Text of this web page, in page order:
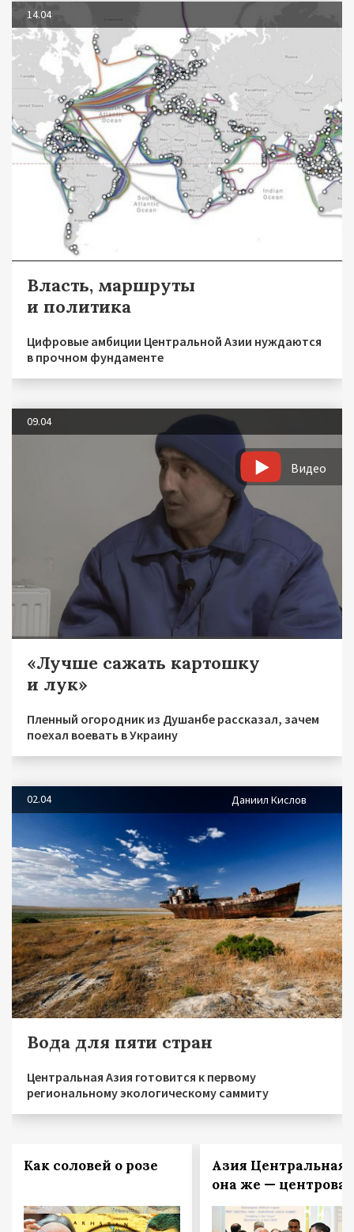
14.04
Власть, маршруты
и политика
Цифровые амбиции Центральной Азии нуждаются
в прочном фундаменте
09.04
Видео
«Лучше сажать картошку
и лук»
Пленный огородник из Душанбе рассказал, зачем
поехал воевать в Украину
02.04 Даниил Кислов
Вода для пяти стран
Центральная Азия готовится к первому
региональному экологическому саммиту
Как соловей о розе
Азия Центральная,
она же — центровая